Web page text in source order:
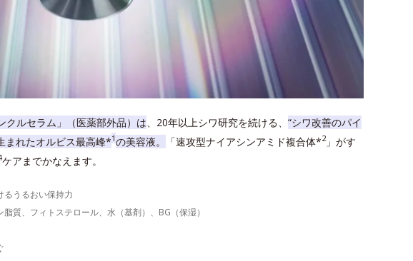
クルセラム」（医薬部外品）は、20年以上シワ研究を続ける、 “シワ改善のパイ
まれたオルビス最高峰*1の美容液。 「速攻型ナイアシンアミド複合体*2」がす
ケアまでかなえます。
うるおい保持力
質、フィトステロール、水（基剤）、BG（保湿）